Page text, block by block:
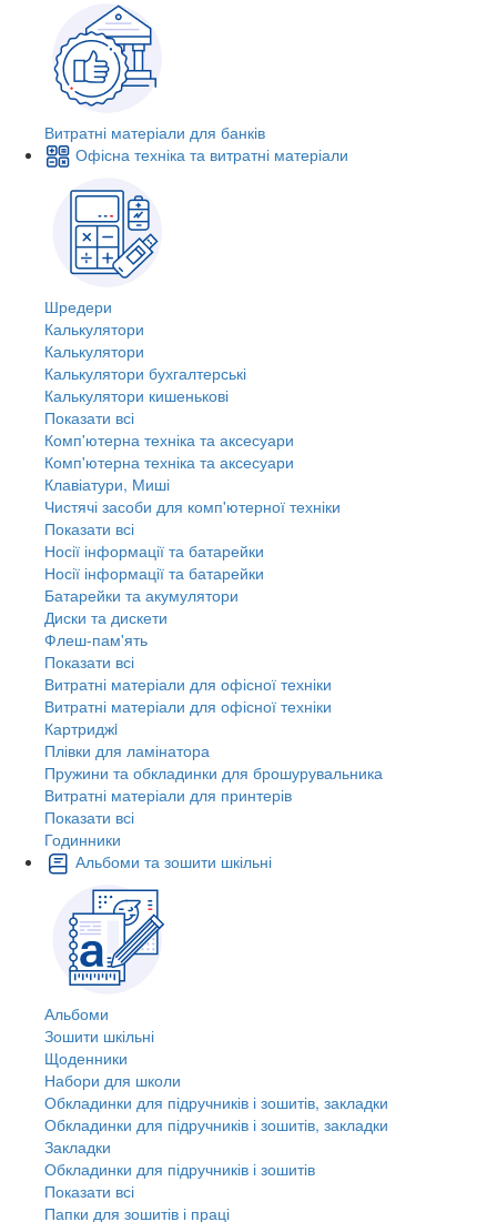
Витратні матеріали для банків
Офісна техніка та витратні матеріали
Шредери
Калькулятори
Калькулятори
Калькулятори бухгалтерські
Калькулятори кишенькові
Показати всі
Комп'ютерна техніка та аксесуари
Комп'ютерна техніка та аксесуари
Клавіатури, Миші
Чистячі засоби для комп'ютерної техніки
Показати всі
Носії інформації та батарейки
Носії інформації та батарейки
Батарейки та акумулятори
Диски та дискети
Флеш-пам'ять
Показати всі
Витратні матеріали для офісної техніки
Витратні матеріали для офісної техніки
Картриджi
Плівки для ламінатора
Пружини та обкладинки для брошурувальника
Витратні матеріали для принтерів
Показати всі
Годинники
Альбоми та зошити шкільні
Альбоми
Зошити шкільні
Щоденники
Набори для школи
Обкладинки для підручників і зошитів, закладки
Обкладинки для підручників і зошитів, закладки
Закладки
Обкладинки для підручників і зошитів
Показати всі
Папки для зошитів і праці